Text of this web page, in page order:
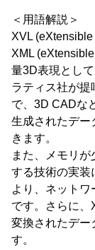
＜用語解説＞
XVL
XML
量3D表現として
ラティス社が提
で、3D CADな
生成されたデー
きます。
また、メモリ
する技術の実装
より、ネット
です。さらに、
変換されたデー
す。